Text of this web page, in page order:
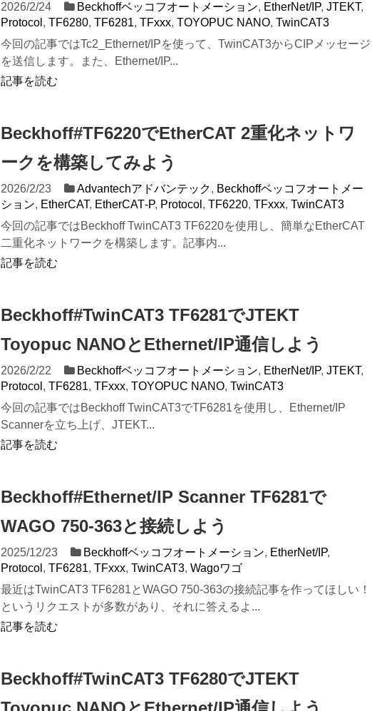
2026/2/24 Beckhoffベッコフオートメーション, EtherNet/IP, JTEKT,
Protocol , TF6280, TF6281, TFxxx, TOYOPUC NANO, TwinCAT3
今回の記事ではTc2_Ethernet/IPを使って、TwinCAT3からCIPメッセージ
を送信します。また、Ethernet/IP...
記事を読む
Beckhoff#TF6220でEtherCAT 2重化ネットワ
ークを構築してみよう
2026/2/23 Advantechアドバンテック, Beckhoffベッコフオートメー
ション, EtherCAT, EtherCAT‐P, Protocol , TF6220, TFxxx, TwinCAT3
今回の記事ではBeckhoff TwinCAT3 TF6220を使用し、簡単なEtherCAT
二重化ネットワークを構築します。記事内...
記事を読む
Beckhoff#TwinCAT3 TF6281でJTEKT
Toyopuc NANOとEthernet/IP通信しよう
2026/2/22 Beckhoffベッコフオートメーション, EtherNet/IP, JTEKT,
Protocol , TF6281, TFxxx, TOYOPUC NANO, TwinCAT3
今回の記事ではBeckhoff TwinCAT3でTF6281を使用し、Ethernet/IP
Scannerを立ち上げ、JTEKT...
記事を読む
Beckhoff#Ethernet/IP Scanner TF6281で
WAGO 750-363と接続しよう
2025/12/23 Beckhoffベッコフオートメーション, EtherNet/IP,
Protocol , TF6281, TFxxx, TwinCAT3, Wagoワゴ
最近はTwinCAT3 TF6281とWAGO 750-363の接続記事を作ってほしい！
というリクエストが多数があり、それに答えるよ...
記事を読む
Beckhoff#TwinCAT3 TF6280でJTEKT